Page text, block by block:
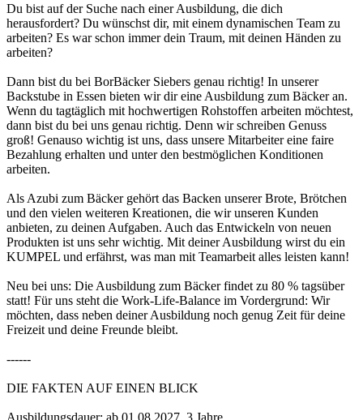
Du bist auf der Suche nach einer Ausbildung, die dich
herausfordert? Du wünschst dir, mit einem dynamischen Team zu
arbeiten? Es war schon immer dein Traum, mit deinen Händen zu
arbeiten?
Dann bist du bei BorBäcker Siebers genau richtig! In unserer
Backstube in Essen bieten wir dir eine Ausbildung zum Bäcker an.
Wenn du tagtäglich mit hochwertigen Rohstoffen arbeiten möchtest,
dann bist du bei uns genau richtig. Denn wir schreiben Genuss
groß! Genauso wichtig ist uns, dass unsere Mitarbeiter eine faire
Bezahlung erhalten und unter den bestmöglichen Konditionen
arbeiten.
Als Azubi zum Bäcker gehört das Backen unserer Brote, Brötchen
und den vielen weiteren Kreationen, die wir unseren Kunden
anbieten, zu deinen Aufgaben. Auch das Entwickeln von neuen
Produkten ist uns sehr wichtig. Mit deiner Ausbildung wirst du ein
KUMPEL und erfährst, was man mit Teamarbeit alles leisten kann!
Neu bei uns: Die Ausbildung zum Bäcker findet zu 80 % tagsüber
statt! Für uns steht die Work-Life-Balance im Vordergrund: Wir
möchten, dass neben deiner Ausbildung noch genug Zeit für deine
Freizeit und deine Freunde bleibt.
------
DIE FAKTEN AUF EINEN BLICK
Ausbildungsdauer: ab 01.08.2027, 3 Jahre